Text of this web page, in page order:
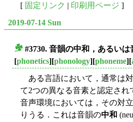
[ 固定リンク | 印刷用ページ ]
2019-07-14 Sun
#3730. 音韻の中和 ，あるいは
[phonetics][phonology][phoneme][
ある言語において，通常は
て2つの異なる音素と認定され
音声環境においては，その対
りうる．これは音韻の中和